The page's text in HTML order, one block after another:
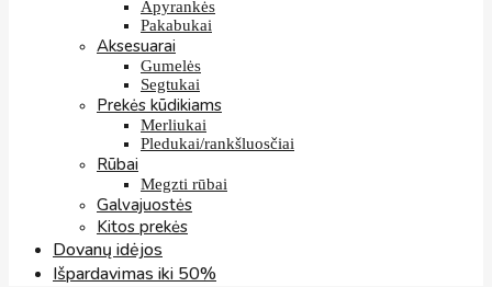
Apyrankės
Pakabukai
Aksesuarai
Gumelės
Segtukai
Prekės kūdikiams
Merliukai
Pledukai/rankšluosčiai
Rūbai
Megzti rūbai
Galvajuostės
Kitos prekės
Dovanų idėjos
Išpardavimas iki 50%